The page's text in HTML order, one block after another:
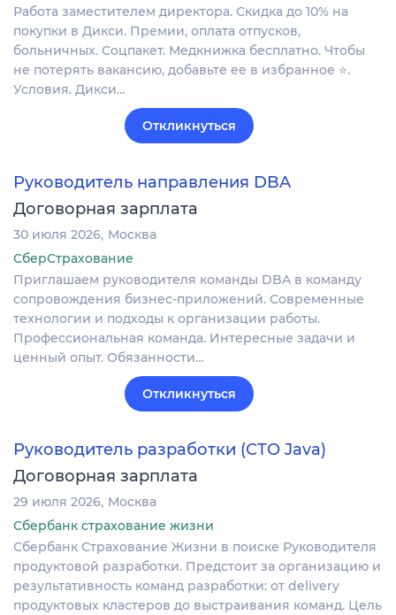
Работа заместителем директора. Скидка до 10% на
покупки в Дикси. Премии, оплата отпусков,
больничных. Соцпакет. Медкнижка бесплатно. Чтобы
не потерять вакансию, добавьте ее в избранное ⭐.
Условия. Дикси…
Откликнуться
Руководитель направления DBA
Договорная зарплата
30 июля 2026 Москва
СберСтрахование
Приглашаем руководителя команды DBA в команду
сопровождения бизнес-приложений. Современные
технологии и подходы к организации работы.
Профессиональная команда. Интересные задачи и
ценный опыт. Обязанности…
Откликнуться
Руководитель разработки (СТО Java)
Договорная зарплата
29 июля 2026 Москва
Сбербанк страхование жизни
Сбербанк Страхование Жизни в поиске Руководителя
продуктовой разработки. Предстоит за организацию и
результативность команд разработки: от delivery
продуктовых кластеров до выстраивания команд. Цель